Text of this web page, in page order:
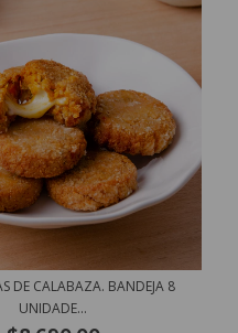
DE CALABAZA. BANDEJA 8
UNIDADE...